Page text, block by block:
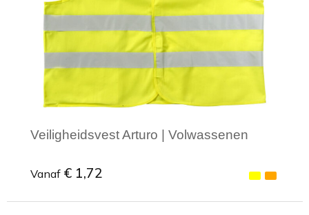
Veiligheidsvest Arturo | Volwassenen
Vanaf € 1,72